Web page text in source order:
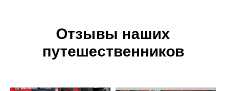
Отзывы наших
путешественников